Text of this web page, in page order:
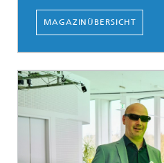
MAGAZINÜBERSICHT